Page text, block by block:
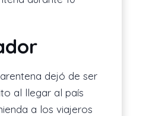
dejó de ser
al llegar al país
a los viajeros